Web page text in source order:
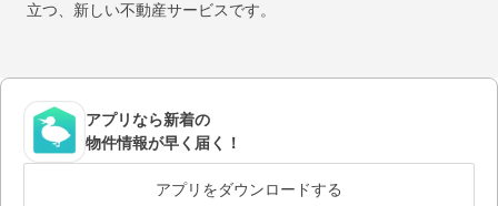
立つ、新しい不動産サービスです。
アプリなら新着の
物件情報が早く届く！
アプリをダウンロードする